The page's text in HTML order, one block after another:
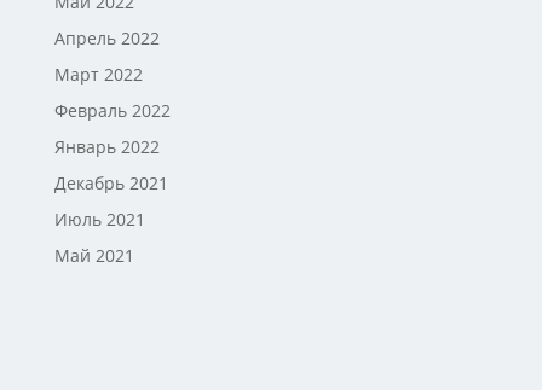
Апрель 2022
Март 2022
Февраль 2022
Январь 2022
Декабрь 2021
Июль 2021
Май 2021